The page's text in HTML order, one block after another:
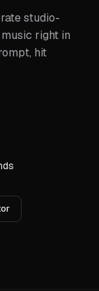
studio-
right in
hit